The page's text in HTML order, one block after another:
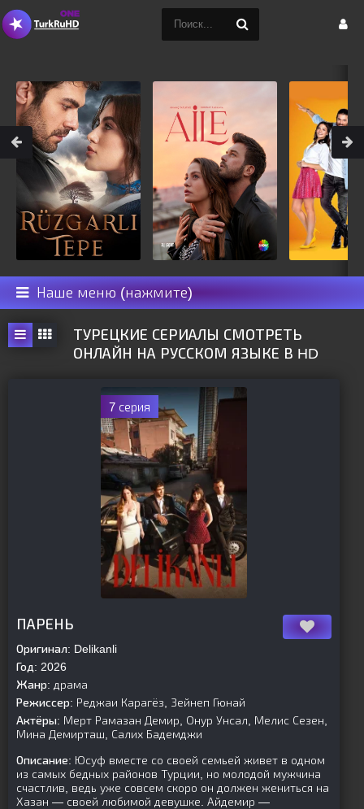
Наше меню (нажмите)
ТУРЕЦКИЕ СЕРИАЛЫ СМОТРЕТЬ
ОНЛАЙН НА РУССКОМ ЯЗЫКЕ В HD
7 серия
ПАРЕНЬ
Оригинал: Delikanli
Год: 2026
Жанр: драма
Режиссер: Реджаи Карагёз, Зейнеп Гюнай
Актёры: Мерт Рамазан Демир, Онур Унсал, Мелис Сезен,
Мина Демирташ, Салих Бадемджи
Описание: Юсуф вместе со своей семьей живет в одном
из самых бедных районов Турции, но молодой мужчина
счастлив, ведь уже совсем скоро он должен жениться на
Хазан — своей любимой девушке. Айдемир —